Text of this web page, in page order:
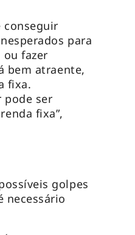
conseguir
para
fazer
bem atraente,
fixa.
pode ser
fixa”,
golpes
necessário